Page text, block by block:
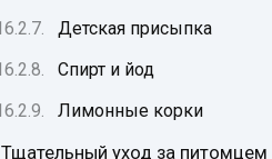
Детская присыпка
Спирт и йод
Лимонные корки
Тщательный уход за питомцем